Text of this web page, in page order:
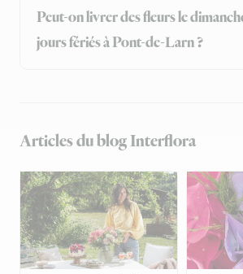
Peut-on livrer des fleurs le
jours fériés à Pont-de-Larn ?
Articles du blog Interflora